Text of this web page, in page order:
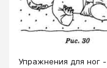
Упражнения для ног